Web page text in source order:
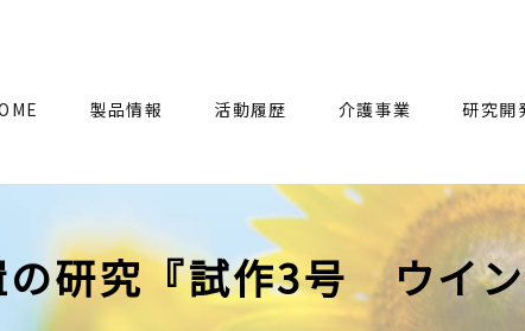
製品情報 活動履歴 介護事業 研究開
研究『試作3号 ウイン